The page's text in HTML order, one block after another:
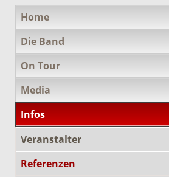
überspringen
Home
Die Band
On Tour
Media
Infos
Veranstalter
Referenzen